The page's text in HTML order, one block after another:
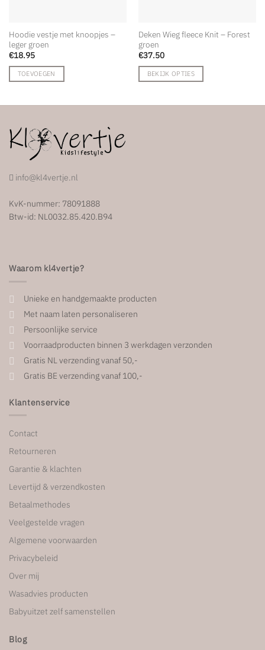
Hoodie vestje met knoopjes –
leger groen
€18.95
TOEVOEGEN
Deken Wieg fleece Knit – Forest
groen
€37.50
BEKIJK OPTIES
info@kl4vertje.nl
KvK-nummer: 78091888
Btw-id: NL0032.85.420.B94
Waarom kl4vertje?
Unieke en handgemaakte producten
Met naam laten personaliseren
Persoonlijke service
Voorraadproducten binnen 3 werkdagen verzonden
Gratis NL verzending vanaf 50,-
Gratis BE verzending vanaf 100,-
Klantenservice
Contact
Retourneren
Garantie & klachten
Levertijd & verzendkosten
Betaalmethodes
Veelgestelde vragen
Algemene voorwaarden
Privacybeleid
Over mij
Wasadvies producten
Babyuitzet zelf samenstellen
Blog